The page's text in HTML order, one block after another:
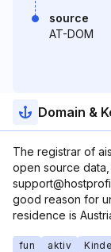
source
AT-DOM
Domain &
The registrar of
open source
good reason for
residence is
fun aktiv